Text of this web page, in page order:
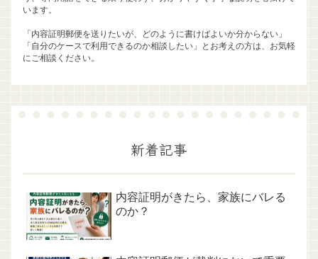
います。
「内容証明郵便を送りたいが、どのように書けばよいか分からない」
「自分のケースで利用できるのか相談したい」とお考えの方は、お気軽
にご相談ください。
新着記事
内容証明がきたら、家族にバレる
のか？